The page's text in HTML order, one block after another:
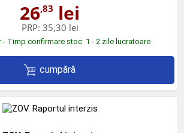
26,83 lei
PRP: 35,30 lei
Timp confirmare stoc: 1 - 2 zile lucratoare
cumpără